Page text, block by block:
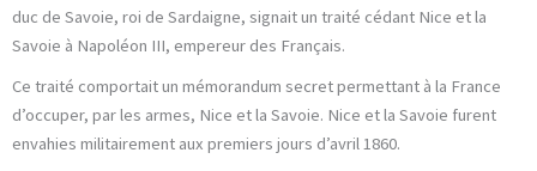
duc de Savoie, roi de Sardaigne, signait un traité cédant Nice et la
Savoie à Napoléon III, empereur des Français.
Ce traité comportait un mémorandum secret permettant à la France
d’occuper, par les armes, Nice et la Savoie. Nice et la Savoie furent
envahies militairement aux premiers jours d’avril 1860.